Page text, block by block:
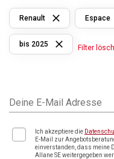
Renault Espace
bis 2025 Filter
Deine E-Mail Adresse
Ich akzeptiere die
E-Mail zur
einverstanden, dass meine
Allane SE weitergegeben